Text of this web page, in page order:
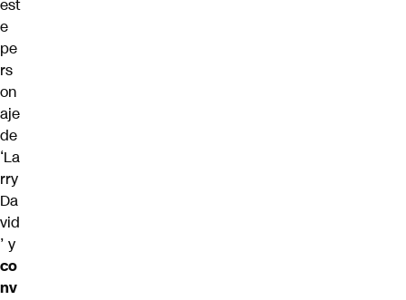
est
e
pe
rs
on
aje
de
‘La
rry
Da
vid
’ y
co
nv